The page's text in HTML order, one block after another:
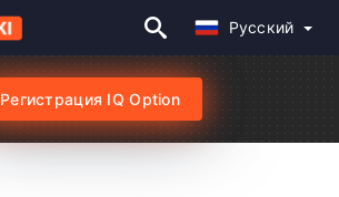
Русский
Регистрация IQ Option